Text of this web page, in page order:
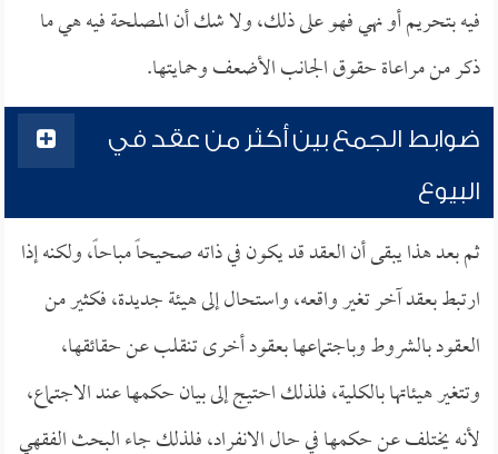
فيه بتحريم أو نهي فهو على ذلك، ولا شك أن المصلحة فيه هي ما
ذكر من مراعاة حقوق الجانب الأضعف وحمايتها.
ضوابط الجمع بين أكثر من عقد في
البيوع
ثم بعد هذا يبقى أن العقد قد يكون في ذاته صحيحاً مباحاً، ولكنه إذا
ارتبط بعقد آخر تغير واقعه، واستحال إلى هيئة جديدة، فكثير من
العقود بالشروط وباجتماعها بعقود أخرى تنقلب عن حقائقها،
وتتغير هيئاتها بالكلية، فلذلك احتيج إلى بيان حكمها عند الاجتماع،
لأنه يختلف عن حكمها في حال الانفراد، فلذلك جاء البحث الفقهي